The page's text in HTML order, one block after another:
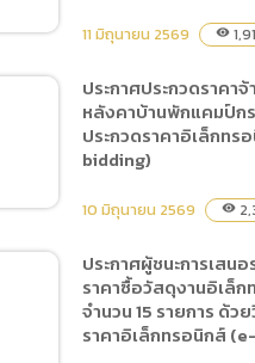
นการ
จ้าง
าสี
11 มิถุนายน 2569 visibility
ง
แคมป์
าคา
ประกาศประกวดราคา
หลังคาบ้านพักแคมป์ก
ประกวดราคาอิเล็กทร
bidding)
10 มิถุนายน 2569 visibility
ประกาศผู้ชนะการเสนอ
ราคาซื้อวัสดุงานอิเล็ก
จำนวน 15 รายการ ด้ว
ราคาอิเล็กทรอนิกส์